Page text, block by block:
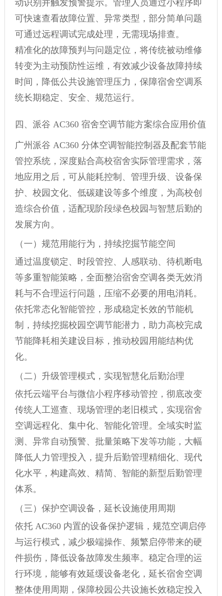
动识别并触发预警提示。管理人员通过小程序即
可快速查看故障位置、异常类型，部分简单问题
可通过远程调试完成处理，无需现场排查。
精准化的故障预判与问题定位，将传统被动维修
转变为主动预防性运维，有效减少设备故障持续
时间，降低公共设施管理压力，保障宿舍空调系
统长期稳定、安全、规范运行。
四、派谷 AC360 宿舍空调节能方案综合应用价值
广州派谷 AC360 分体空调智能控制器及配套节能
管控系统，深度贴合高校宿舍实际管理需求，落
地应用之后，可从能耗控制、管理升级、设备保
护、校园文化、低碳建设等多个维度，为高校创
造综合价值，适配现阶段绿色校园与智慧后勤的
发展方向。
（一）规范用能行为，持续挖掘节能空间
通过温度锁定、时段管控、人感联动、待机断电
等多重智能策略，全面整治宿舍空调各类无效消
耗与不合理运行问题，压缩不必要的用电消耗。
依托常态化智能管控，形成稳定长效的节能机
制，持续挖掘校园空调节能潜力，助力高校完成
节能降耗相关建设目标，推动校园用能结构优
化。
（二）升级管理模式，实现智慧化后勤治理
依托云端平台与微信小程序移动管控，彻底改变
传统人工巡查、现场管理的老旧模式，实现宿舍
空调远程化、集中化、智能化管理。全域实时监
测、异常自动预警、批量策略下发等功能，大幅
降低人力管理投入，提升后勤管理精细化、现代
化水平，构建高效、精简、智能的新型后勤管理
体系。
（三）保护空调设备，延长设施使用周期
依托 AC360 内置的设备保护逻辑，规范空调启停
与运行模式，减少极端操作、频繁启停带来的硬
件损伤，降低设备故障发生频率。稳定合理的运
行环境，能够有效延缓设备老化，延长宿舍空调
整体使用周期，保障校园公共设施长效稳定投入